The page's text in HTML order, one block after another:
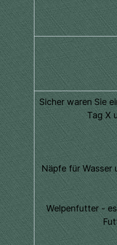
Sicher waren Sie
Tag X
Näpfe für
Welpenfutter -